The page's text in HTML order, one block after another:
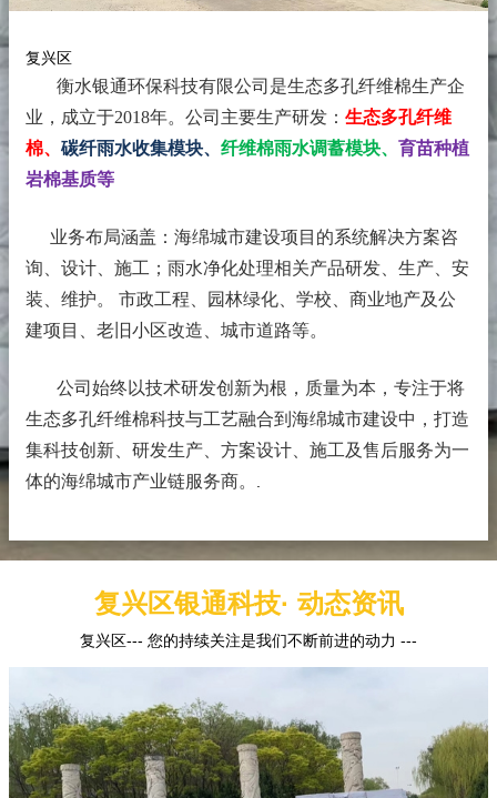
复兴区
衡水银通环保科技有限公司是生态多孔纤维棉生产企
业，成立于2018年。 公司主要生产研发： 生态多孔纤维
棉、 碳纤雨水收集模块、 纤维棉雨水调蓄模块、 育苗种植
岩棉基质等
业务布局涵盖：海绵城市建设项目的系统解决方案咨
询、设计、施工；雨水净化处理相关产品研发、生产、安
装、维护。 市政工程、园林绿化、学校、商业地产及公
建项目、老旧小区改造、城市道路等。
公司始终以技术研发创新为根，质量为本，专注于将
生态多孔纤维棉科技与工艺融合到海绵城市建设中，打造
集科技创新、研发生产、方案设计、施工及售后服务为一
体的海绵城市产业链服务商。
复兴区银通科技· 动态资讯
复兴区--- 您的持续关注是我们不断前进的动力 ---